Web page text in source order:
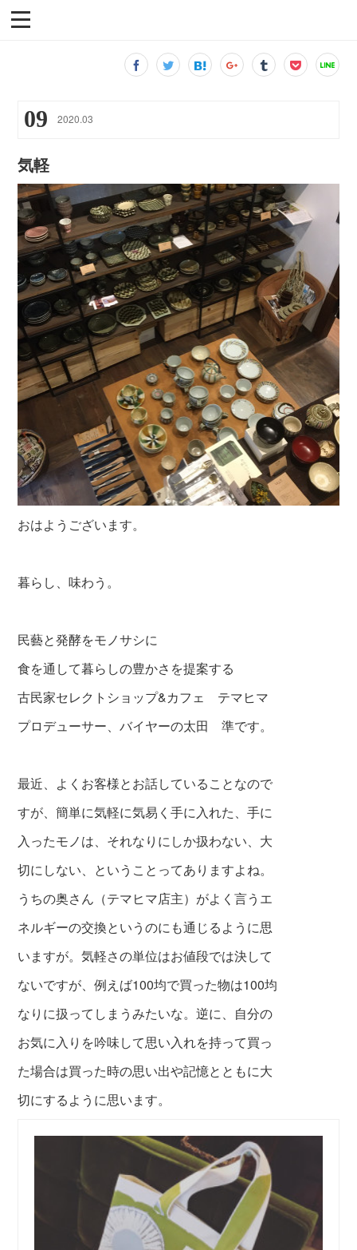
09 2020.03
気軽
おはようございます。
暮らし、味わう。
民藝と発酵をモノサシに
食を通して暮らしの豊かさを提案する
古民家セレクトショップ&カフェ テマヒマ
プロデューサー、バイヤーの太田 準です。
最近、よくお客様とお話していることなので
すが、簡単に気軽に気易く手に入れた、手に
入ったモノは、 それなりにしか扱わない、大
切にしない、ということってありますよね。
うちの奥さん（テマヒマ店主）がよく言うエ
ネルギーの交換というのにも通じるように思
いますが。気軽さの単位はお値段では決して
ないですが、例えば100均で買った物は100均
なりに扱ってしまうみたいな。逆に、 自分の
お気に入りを吟味して思い入れを持って買っ
た場合は買った時の思い出や記憶とともに大
切にするように思います。